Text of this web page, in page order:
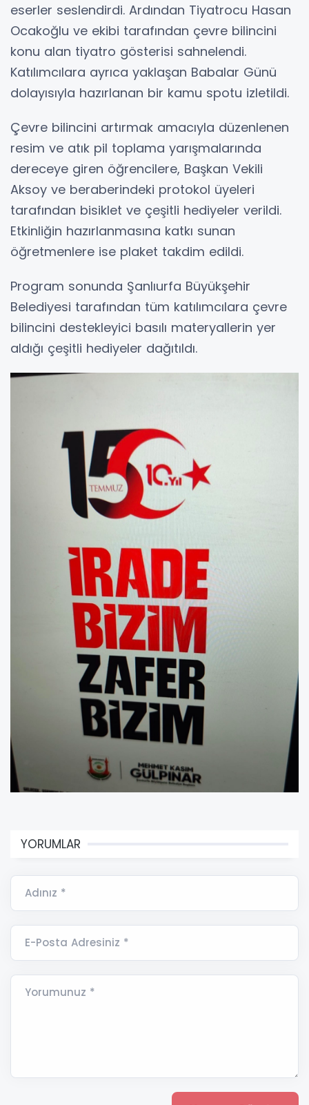
eserler seslendirdi. Ardından Tiyatrocu Hasan
Ocakoğlu ve ekibi tarafından çevre bilincini
konu alan tiyatro gösterisi sahnelendi.
Katılımcılara ayrıca yaklaşan Babalar Günü
dolayısıyla hazırlanan bir kamu spotu izletildi.
Çevre bilincini artırmak amacıyla düzenlenen
resim ve atık pil toplama yarışmalarında
dereceye giren öğrencilere, Başkan Vekili
Aksoy ve beraberindeki protokol üyeleri
tarafından bisiklet ve çeşitli hediyeler verildi.
Etkinliğin hazırlanmasına katkı sunan
öğretmenlere ise plaket takdim edildi.
Program sonunda Şanlıurfa Büyükşehir
Belediyesi tarafından tüm katılımcılara çevre
bilincini destekleyici basılı materyallerin yer
aldığı çeşitli hediyeler dağıtıldı.
YORUMLAR
Adınız *
E-Posta Adresiniz *
Yorumunuz *